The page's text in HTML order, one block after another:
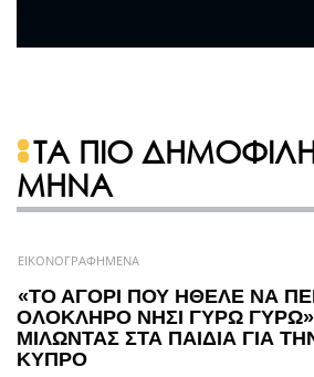
ΤΑ ΠΙΟ
ΜΗΝΑ
ΕΙΚΟΝΟΓΡΑΦΗΜΕΝΑ
«ΤΟ ΑΓΟΡΙ ΠΟΥ ΗΘΕΛΕ ΝΑ
ΟΛΟΚΛΗΡΟ ΝΗΣΙ ΓΥΡΩ ΓΥΡΩ»
ΜΙΛΩΝΤΑΣ ΣΤΑ ΠΑΙΔΙΑ ΓΙΑ
ΚΥΠΡΟ